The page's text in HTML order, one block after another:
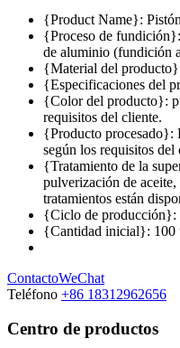
{Product Name}:
{Proceso de
de aluminio (fundición
{Material del
{Especificaciones del
{Color del producto}:
requisitos del cliente.
{Producto procesado}:
según los requisitos del
{Tratamiento de la
pulverización de
tratamientos están
{Ciclo de producción}:
{Cantidad inicial}: 100
ContactoWeChat
Teléfono +86 18312962656
Centro de productos